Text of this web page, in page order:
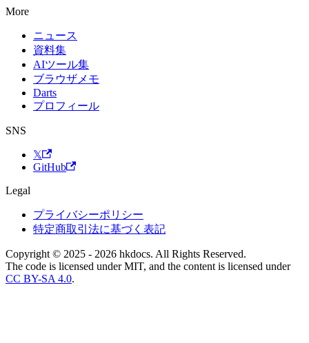
More
ニュース
資料集
AIツール集
ブラウザメモ
Darts
プロフィール
SNS
𝕏
GitHub
Legal
プライバシーポリシー
特定商取引法に基づく表記
Copyright © 2025 - 2026 hkdocs. All Rights Reserved.
The code is licensed under MIT, and the content is licensed under
CC BY-SA 4.0.